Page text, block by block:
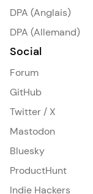
DPA (Anglais)
DPA (Allemand)
Social
Forum
GitHub
Twitter / X
Mastodon
Bluesky
ProductHunt
Indie Hackers